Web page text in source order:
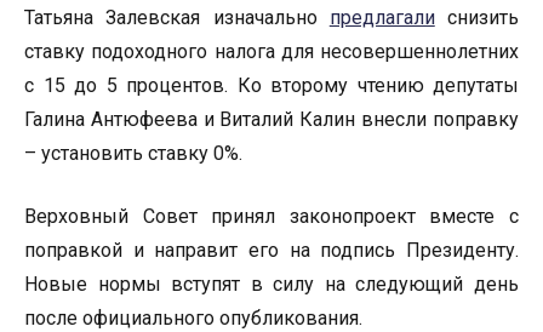
Татьяна Залевская изначально предлагалиснизить
ставку подоходного налога для несовершеннолетних
с 15 до 5 процентов. Ко второму чтению депутаты
Галина Антюфеева и Виталий Калин внесли поправку
– установить ставку 0%.
Верховный Совет принял законопроект вместе с
поправкой и направит его на подпись Президенту.
Новые нормы вступят в силу на следующий день
после официального опубликования.